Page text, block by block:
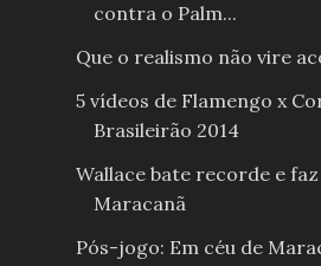
contra o Palm...
Que o realismo não vire
5 vídeos de Flamengo x
Brasileirão 2014
Wallace bate recorde e
Maracanã
Pós-jogo: Em céu de